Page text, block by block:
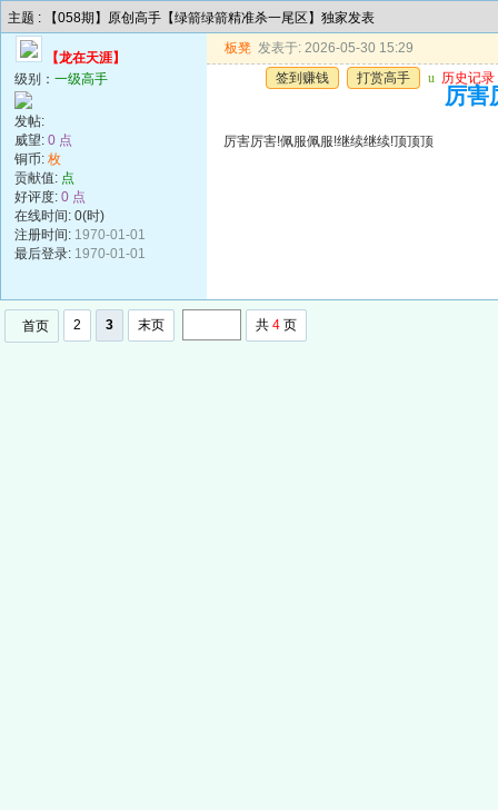
主题 : 【058期】原创高手【绿箭绿箭精准杀一尾区】独家发表
【龙在天涯】
级别： 一级高手
发帖:
威望: 0 点
铜币: 枚
贡献值: 点
好评度: 0 点
在线时间: 0(时)
注册时间: 1970-01-01
最后登录: 1970-01-01
板凳 发表于: 2026-05-30 15:29
签到赚钱
打赏高手 u 历史记录
厉害
厉害厉害!佩服佩服!继续继续!顶顶顶
首页 2 3 末页 共 4 页